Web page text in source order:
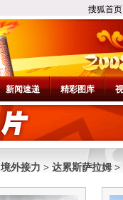
搜狐首页
新闻速递 精彩图库
境外接力 > 达累斯萨拉姆>